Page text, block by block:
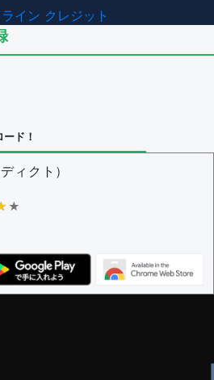
イン クレジット
ド！
ィクト）